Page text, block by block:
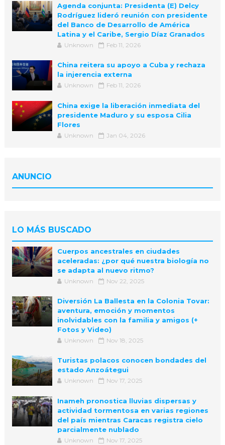
Agenda conjunta: Presidenta (E) Delcy
Rodríguez lideró reunión con presidente
del Banco de Desarrollo de América
Latina y el Caribe, Sergio Díaz Granados
Unknown Feb 11, 2026
China reitera su apoyo a Cuba y rechaza
la injerencia externa
Unknown Feb 11, 2026
China exige la liberación inmediata del
presidente Maduro y su esposa Cilia
Flores
Unknown Jan 04, 2026
ANUNCIO
LO MÁS BUSCADO
Cuerpos ancestrales en ciudades
aceleradas: ¿por qué nuestra biología no
se adapta al nuevo ritmo?
Unknown Nov 22, 2025
Diversión La Ballesta en la Colonia Tovar:
aventura, emoción y momentos
inolvidables con la familia y amigos (+
Fotos y Video)
Unknown Nov 18, 2025
Turistas polacos conocen bondades del
estado Anzoátegui
Unknown Nov 17, 2025
Inameh pronostica lluvias dispersas y
actividad tormentosa en varias regiones
del país mientras Caracas registra cielo
parcialmente nublado
Unknown Nov 17, 2025